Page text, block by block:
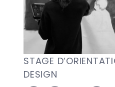
STAGE
DESIGN